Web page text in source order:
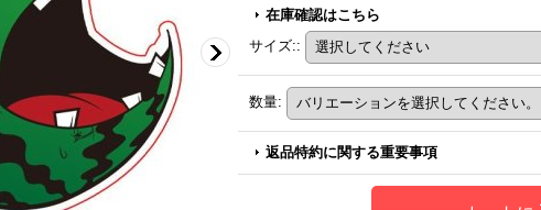
在庫確認はこちら
サイズ::
数量:
返品特約に関する重要事項